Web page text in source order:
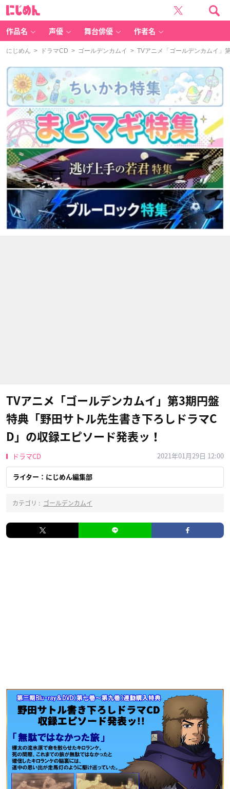
作品名 声優 舞台俳優 作者名
にじめん > ドラマCD > ゴールデンカムイ > TVアニメ「ゴールデンカムイ」
TVアニメ「ゴールデンカムイ」第3期円盤
特典「野田サトル先生書き下ろしドラマC
D」の収録エピソード発表ッ！
ドラマCD 2021年01月29日 12:00
ライター：にじめん編集部
カテゴリ : ゴールデンカムイ